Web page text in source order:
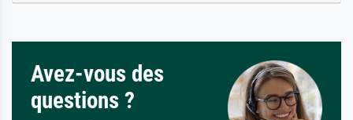
Avez-vous des
questions ?